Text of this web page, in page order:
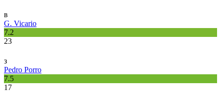
в
G. Vicario
7.2
23
з
Pedro Porro
7.5
17